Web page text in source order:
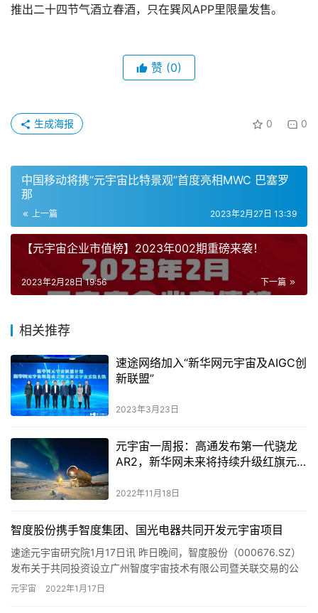
推出二十四节气酒立春酒，只在巽风APP里限量发售。
赞 (0)
0 0
生成海报
中国移动将携“元宇宙比特景观”首度亮相MWC 巴塞罗
那
上一篇 2023年2月27日 13:39
【元宇宙企业市值榜】2023年002期重磅来袭！
下一篇
2023年2月28日 19:56
相关推荐
速途网络加入“新华网元宇宙及AIGC创
新联盟”
2023年3月23日
元宇宙一周报：高通发布第一代骁龙
AR2，新华网未来将持续升级红旗元
2022年11月18日
智度股份携手智度集团、国光电器共同开发元宇宙项目
速途元宇宙研究院1月17日讯 昨日晚间，智度股份（000676.SZ）
发布关于共同投资设立广州智度宇宙技术有限公司暨关联交易的公
告。智度股份与智度集团、国光电器（002045.SZ…
元宇宙 2022年1月17日